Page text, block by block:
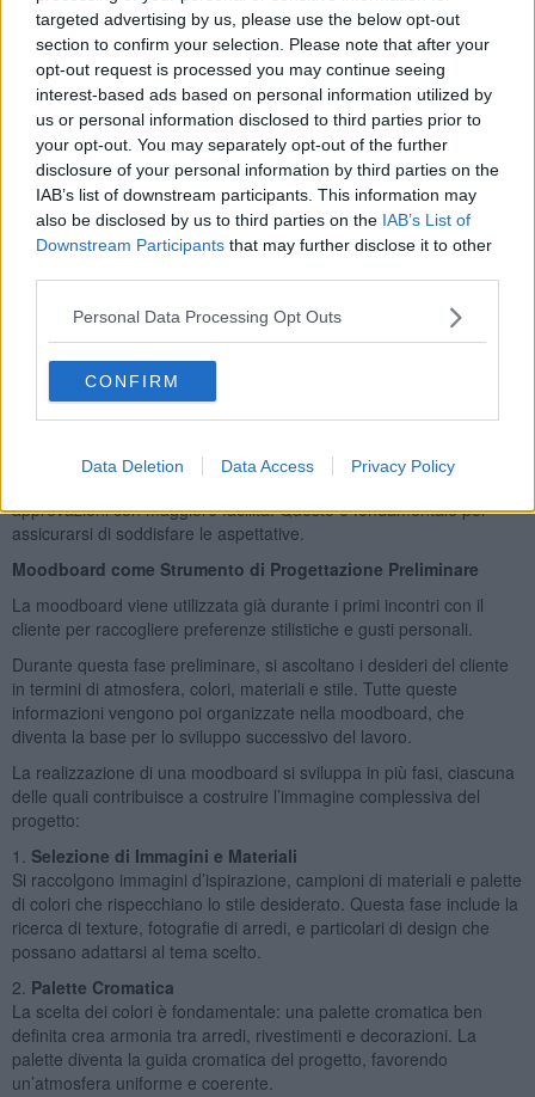
targeted advertising by us, please use the below opt-out
section to confirm your selection. Please note that after your
opt-out request is processed you may continue seeing
interest-based ads based on personal information utilized by
us or personal information disclosed to third parties prior to
your opt-out. You may separately opt-out of the further
disclosure of your personal information by third parties on the
IAB’s list of downstream participants. This information may
also be disclosed by us to third parties on the IAB’s List of
Downstream Participants that may further disclose it to other
Personal Data Processing Opt Outs
CONFIRM
Data Deletion Data Access Privacy Policy
A Cosa Serve una Moodboard?
1. Chiarezza e Armonia
La moodboard è utile per capire fin da subito se l’insieme delle idee
funziona o se ci sono elementi da rivedere. Essa consente di
armonizzare i vari elementi evitando incoerenze nel progetto.
Questo strumento permette di visualizzare in anticipo le
combinazioni e valutare se siano effettivamente in equilibrio fra
loro.
2. Coerenza Stilistica
Tutti gli elementi selezionati rappresentano una linea guida che
garantisce coerenza a tutte le scelte stilistiche durante il processo
progettuale. Un punto di riferimento per assicurarsi che ogni nuova
decisione sia allineata alla visione originaria, mantenendo il focus
3. Comunicazione e Condivisione
Una moodboard è un mezzo di comunicazione intuitivo e
feedback concreti. Il dialogo con il cliente diventa più semplice: si
approvazioni con maggiore facilità. Questo è fondamentale per
assicurarsi di soddisfare le aspettative.
Moodboard come Strumento di Progettazione Preliminare
La moodboard viene utilizzata già durante i primi incontri con il
cliente per raccogliere preferenze stilistiche e gusti personali.
Durante questa fase preliminare, si ascoltano i desideri del cliente
in termini di atmosfera, colori, materiali e stile. Tutte queste
informazioni vengono poi organizzate nella moodboard, che
diventa la base per lo sviluppo successivo del lavoro.
La realizzazione di una moodboard si sviluppa in più fasi, ciascuna
delle quali contribuisce a costruire l’immagine complessiva del
progetto:
1. Selezione di Immagini e Materiali
Si raccolgono immagini d’ispirazione, campioni di materiali e palette
di colori che rispecchiano lo stile desiderato. Questa fase include la
ricerca di texture, fotografie di arredi, e particolari di design che
possano adattarsi al tema scelto.
2. Palette Cromatica
La scelta dei colori è fondamentale: una palette cromatica ben
definita crea armonia tra arredi, rivestimenti e decorazioni. La
palette diventa la guida cromatica del progetto, favorendo
un’atmosfera uniforme e coerente.